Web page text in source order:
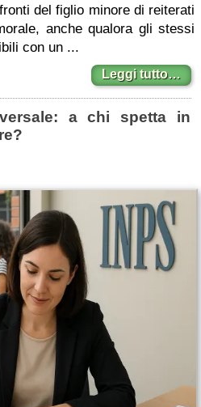
del figlio minore di reiterati
anche qualora gli stessi
con un ...
Leggi tutto…
a chi spetta in